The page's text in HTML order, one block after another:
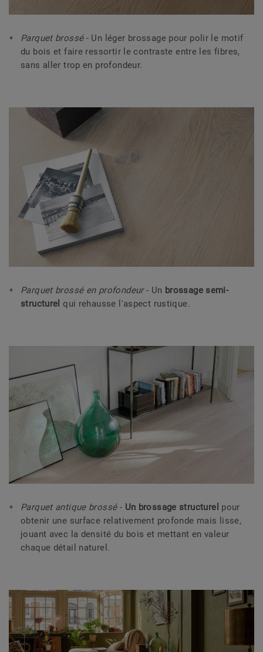
Parquet brossé- Un léger brossage pour polir le motif
du bois et faire ressortir le contraste entre les fibres,
sans aller trop en profondeur.
Parquet brossé en profondeur- Un brossage semi-
structurel qui rehausse l'aspect rustique.
Parquet antique brossé- Un brossage structurel pour
obtenir une surface relativement profonde mais lisse,
jouant avec la densité du bois et mettant en valeur
chaque détail naturel.